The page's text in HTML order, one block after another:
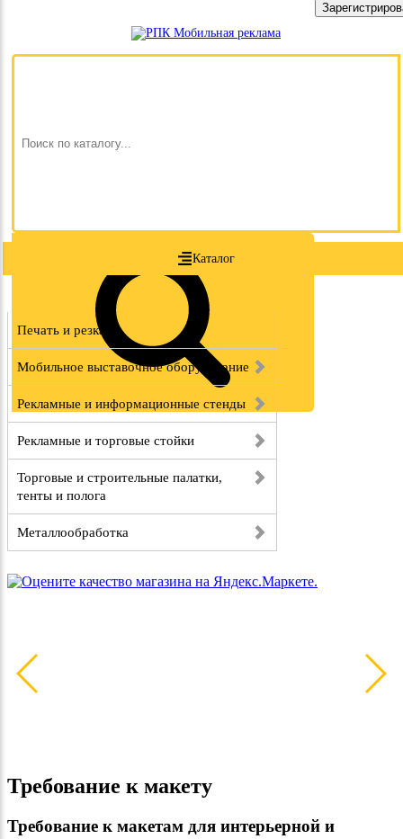
Каталог
Печать и резка
Мобильное выставочное оборудование
Рекламные и информационные стенды
Рекламные и торговые стойки
Торговые и строительные палатки,
тенты и полога
Металлообработка
Требование к макету
Требование к макетам для интерьерной и